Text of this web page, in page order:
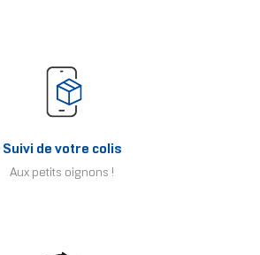
Suivi de votre colis
Aux petits oignons !